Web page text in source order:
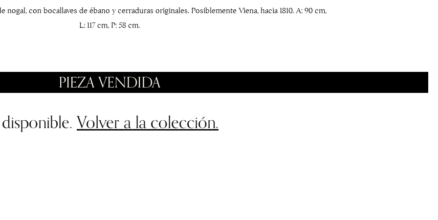
nogal, con bocallaves de ébano y cerraduras originales. Posiblemente Viena, hacia 1810. A: 90 cm,
L: 117 cm, P: 58 cm.
PIEZA VENDIDA
Volver a la colección.